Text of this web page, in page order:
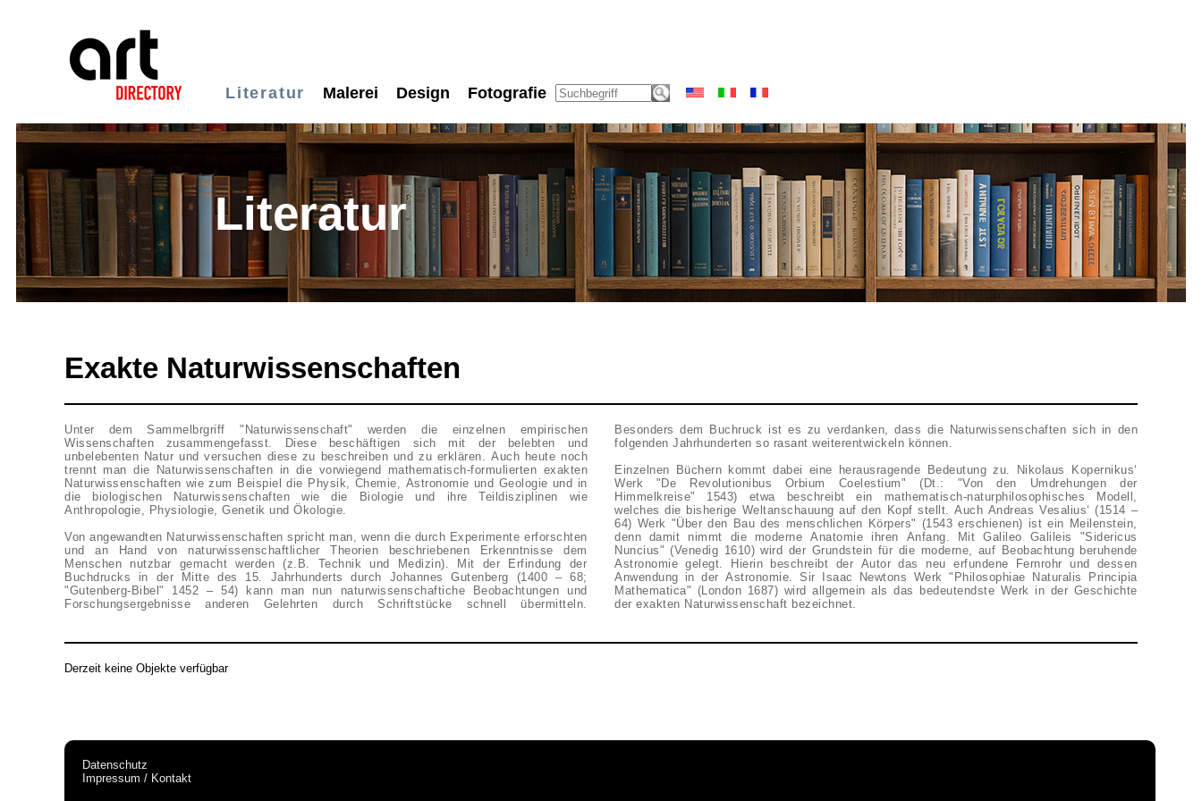
Literatur Malerei Design Fotografie
Literatur
Exakte Naturwissenschaften
Unter dem Sammelbrgriff "Naturwissenschaft" werden die einzelnen empirischen
Wissenschaften zusammengefasst. Diese beschäftigen sich mit der belebten und
unbelebenten Natur und versuchen diese zu beschreiben und zu erklären. Auch heute noch
trennt man die Naturwissenschaften in die vorwiegend mathematisch-formulierten exakten
Naturwissenschaften wie zum Beispiel die Physik, Chemie, Astronomie und Geologie und in
die biologischen Naturwissenschaften wie die Biologie und ihre Teildisziplinen wie
Anthropologie, Physiologie, Genetik und Ökologie.
Von angewandten Naturwissenschaften spricht man, wenn die durch Experimente erforschten
und an Hand von naturwissenschaftlicher Theorien beschriebenen Erkenntnisse dem
Menschen nutzbar gemacht werden (z.B. Technik und Medizin). Mit der Erfindung der
Buchdrucks in der Mitte des 15. Jahrhunderts durch Johannes Gutenberg (1400 – 68;
"Gutenberg-Bibel" 1452 – 54) kann man nun naturwissenschaftiche Beobachtungen und
Forschungsergebnisse anderen Gelehrten durch Schriftstücke schnell übermitteln.
Besonders dem Buchruck ist es zu verdanken, dass die Naturwissenschaften sich in den
folgenden Jahrhunderten so rasant weiterentwickeln können.
Einzelnen Büchern kommt dabei eine herausragende Bedeutung zu. Nikolaus Kopernikus‘
Werk "De Revolutionibus Orbium Coelestium" (Dt.: "Von den Umdrehungen der
Himmelkreise" 1543) etwa beschreibt ein mathematisch-naturphilosophisches Modell,
welches die bisherige Weltanschauung auf den Kopf stellt. Auch Andreas Vesalius‘ (1514 –
64) Werk "Über den Bau des menschlichen Körpers" (1543 erschienen) ist ein Meilenstein,
denn damit nimmt die moderne Anatomie ihren Anfang. Mit Galileo Galileis "Sidericus
Nuncius" (Venedig 1610) wird der Grundstein für die moderne, auf Beobachtung beruhende
Astronomie gelegt. Hierin beschreibt der Autor das neu erfundene Fernrohr und dessen
Anwendung in der Astronomie. Sir Isaac Newtons Werk "Philosophiae Naturalis Principia
Mathematica" (London 1687) wird allgemein als das bedeutendste Werk in der Geschichte
der exakten Naturwissenschaft bezeichnet.
Derzeit keine Objekte verfügbar
Datenschutz
Impressum / Kontakt